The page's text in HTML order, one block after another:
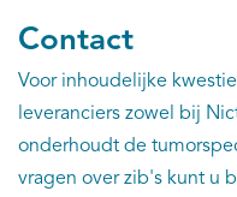
Contact
Voor inhoudelijke
leveranciers zowel bij
onderhoudt de
vragen over zib's kunt u